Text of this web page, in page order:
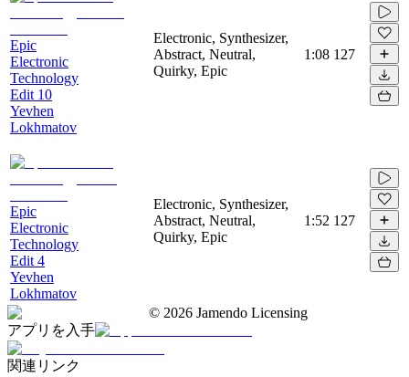
Epic
Electronic
Technology
Edit 10
Yevhen
Lokhmatov
Electronic, Synthesizer,
Abstract, Neutral,
Quirky, Epic
1:08 127
Epic
Electronic
Technology
Edit 4
Yevhen
Lokhmatov
Electronic, Synthesizer,
Abstract, Neutral,
Quirky, Epic
1:52 127
© 2026 Jamendo Licensing
アプリを入手
関連リンク